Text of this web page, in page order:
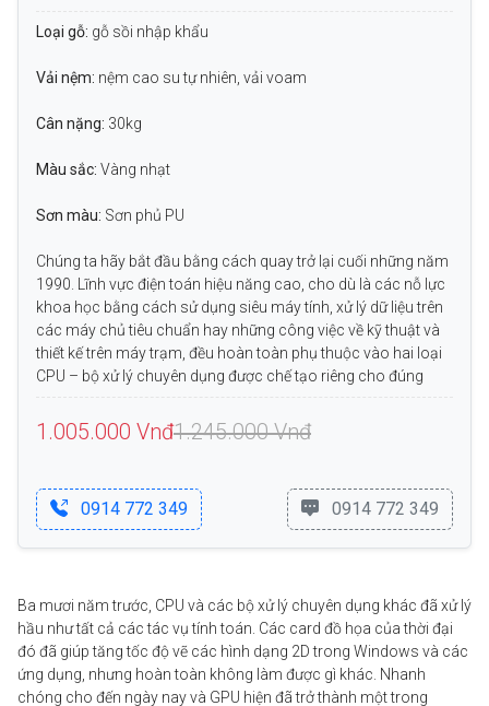
Loại gỗ: gỗ sồi nhập khẩu
Vải nệm: nệm cao su tự nhiên, vải voam
Cân nặng: 30kg
Màu sắc: Vàng nhạt
Sơn màu: Sơn phủ PU
Chúng ta hãy bắt đầu bằng cách quay trở lại cuối những năm
1990. Lĩnh vực điện toán hiệu năng cao, cho dù là các nỗ lực
khoa học bằng cách sử dụng siêu máy tính, xử lý dữ liệu trên
các máy chủ tiêu chuẩn hay những công việc về kỹ thuật và
thiết kế trên máy trạm, đều hoàn toàn phụ thuộc vào hai loại
CPU – bộ xử lý chuyên dụng được chế tạo riêng cho đúng
1.005.000 Vnđ1.245.000Vnđ
0914 772 349 0914 772 349
Ba mươi năm trước, CPU và các bộ xử lý chuyên dụng khác đã xử lý
hầu như tất cả các tác vụ tính toán. Các card đồ họa của thời đại
đó đã giúp tăng tốc độ vẽ các hình dạng 2D trong Windows và các
ứng dụng, nhưng hoàn toàn không làm được gì khác. Nhanh
chóng cho đến ngày nay và GPU hiện đã trở thành một trong